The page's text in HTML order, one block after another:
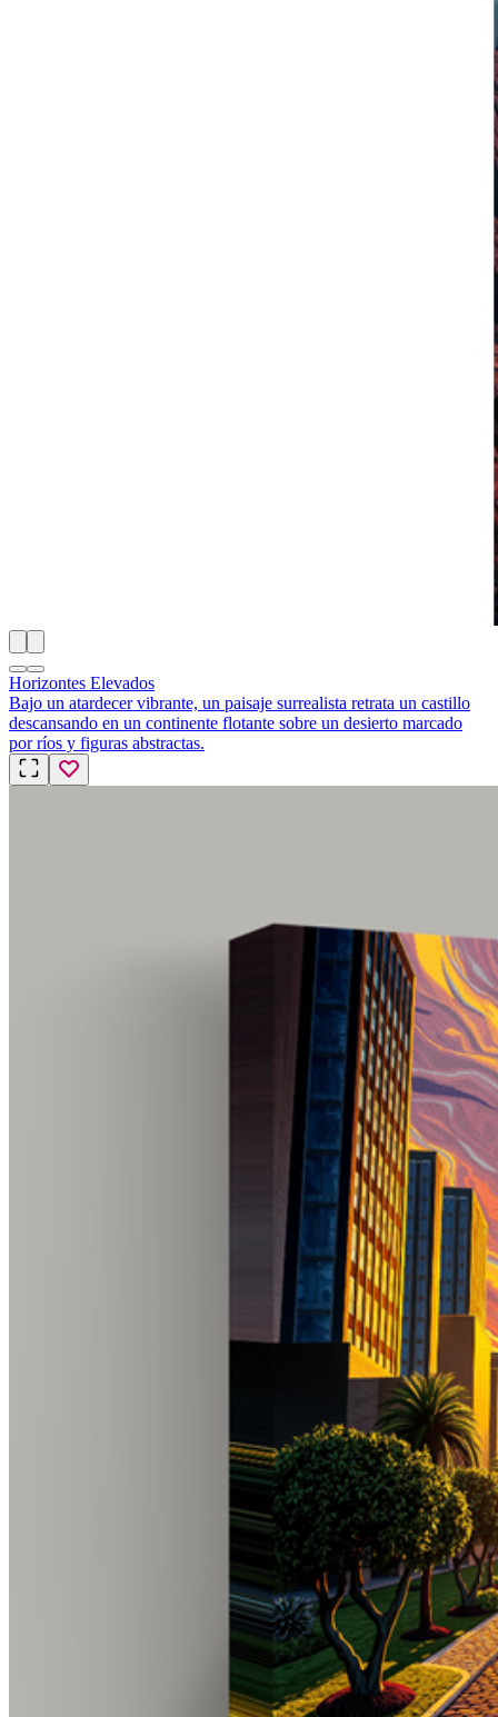
Horizontes Elevados
Bajo un atardecer vibrante, un paisaje surrealista retrata un castillo
descansando en un continente flotante sobre un desierto marcado
por ríos y figuras abstractas.